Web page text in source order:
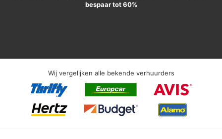
bespaar tot 60%
Wij vergelijken alle bekende verhuurders